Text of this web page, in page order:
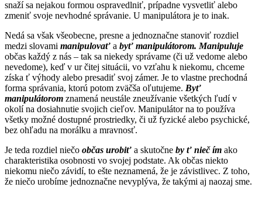
snaží sa nejakou formou ospravedlniť, prípadne vysvetliť alebo
zmeniť svoje nevhodné správanie. U manipulátora je to inak.
Nedá sa však všeobecne, presne a jednoznačne stanoviť rozdiel
medzi slovami manipulovať a byť manipulátorom. Manipuluje
občas každý z nás – tak sa niekedy správame (či už vedome alebo
nevedome), keď v ur čitej situácii, vo vzťahu k niekomu, chceme
získa ť výhody alebo presadiť svoj zámer. Je to vlastne prechodná
forma správania, ktorú potom zväčša oľutujeme. Byť
manipulátorom znamená neustále zneužívanie všetkých ľudí v
okolí na dosiahnutie svojich cieľov. Manipulátor na to používa
všetky možné dostupné prostriedky, či už fyzické alebo psychické,
bez ohľadu na morálku a mravnosť.
Je teda rozdiel niečo občas urobiť a skutočne by ť nieč ím ako
charakteristika osobnosti vo svojej podstate. Ak občas niekto
niekomu niečo závidí, to ešte neznamená, že je závistlivec. Z toho,
že niečo urobíme jednoznačne nevyplýva, že takými aj naozaj sme.